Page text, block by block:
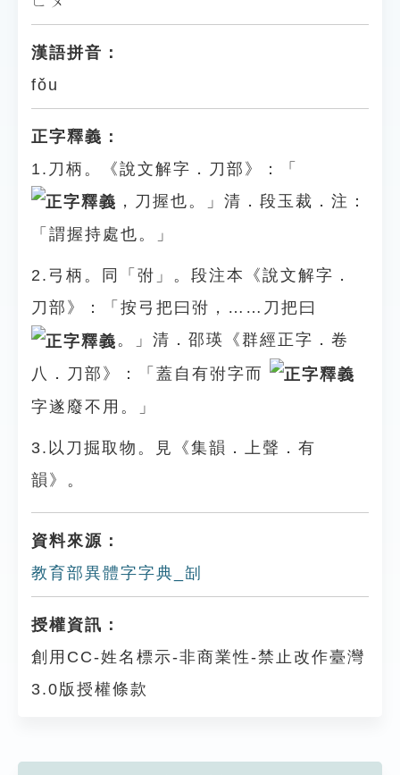
漢語拼音：
fǒu
正字釋義：
1.刀柄。《說文解字．刀部》：「
，刀握也。」清．段玉裁．注：
「謂握持處也。」
2.弓柄。同「弣」。段注本《說文解字．
刀部》：「按弓把曰弣，……刀把曰
。」清．邵瑛《群經正字．卷
八．刀部》：「蓋自有弣字而
字遂廢不用。」
3.以刀掘取物。見《集韻．上聲．有
韻》。
資料來源：
教育部異體字字典_㓡
授權資訊：
創用CC-姓名標示-非商業性-禁止改作臺灣
3.0版授權條款